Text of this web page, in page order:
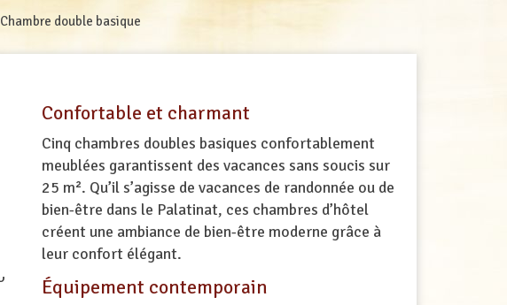
Chambre double basique
Confortable et charmant
Cinq chambres doubles basiques confortablement
meublées garantissent des vacances sans soucis sur
25 m². Qu’il s’agisse de vacances de randonnée ou de
bien-être dans le Palatinat, ces chambres d’hôtel
créent une ambiance de bien-être moderne grâce à
leur confort élégant.
Équipement contemporain